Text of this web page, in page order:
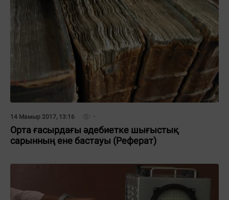
14 Мамыр 2017, 13:16
Opтa ғacыpдaғы әдeбиeткe шығыcтық
capынның eнe бacтayы (Реферат)